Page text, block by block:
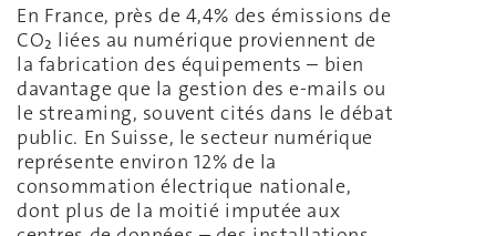
En France, près de 4,4% des émissions de
CO₂ liées au numérique proviennent de
la fabrication des équipements – bien
davantage que la gestion des e-mails ou
le streaming, souvent cités dans le débat
public. En Suisse, le secteur numérique
représente environ 12% de la
consommation électrique nationale,
dont plus de la moitié imputée aux